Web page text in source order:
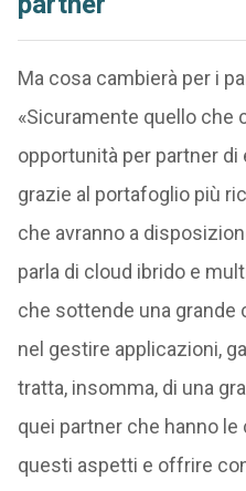
Ma cosa cambierà per i
«Sicuramente quello che
opportunità per partner di
grazie al portafoglio più
che avranno a
parla di cloud ibrido e
che sottende una
nel gestire applicazioni,
tratta, insomma, di una
quei partner che hanno
questi aspetti e offrire